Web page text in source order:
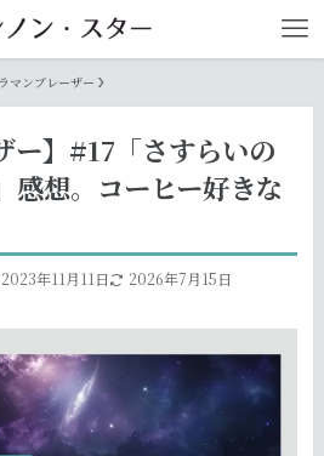
マンブレーザー
ー】#17「さすらいの
感想。コーヒー好きな
2023年11月11日 2026年7月15日